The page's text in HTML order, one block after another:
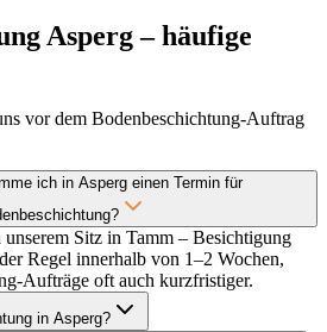
Asperg – häufige
vor dem Bodenbeschichtung-Auftrag
ich in Asperg einen Termin für
Sitz in Tamm – Besichtigung
Regel innerhalb von 1–2 Wochen,
Aufträge oft auch kurzfristiger.
in Asperg?